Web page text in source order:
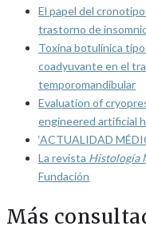
El papel del
trastorno de
Toxina botulínica
coadyuvante en el
temporomandibular
Evaluation of
engineered artificial
‘ACTUALIDAD
La revista Histología
Fundación
Más